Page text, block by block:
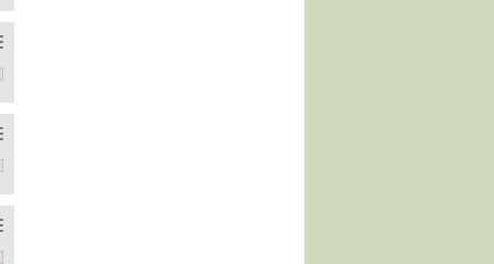
aramalar internet bağlantısını etkiliyor. Hotspot açıklen
olabilir ya da el emeği ayraç yapımı olabilir. İlk aklıma